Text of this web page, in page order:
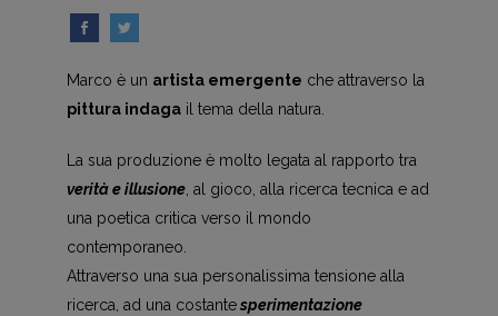
Marco è un artista emergente che attraverso la
pittura indagail tema della natura.
La sua produzione è molto legata al rapporto tra
verità e illusione, al gioco, alla ricerca tecnica e ad
una poetica critica verso il mondo
contemporaneo.
Attraverso una sua personalissima tensione alla
ricerca, ad una costante sperimentazione